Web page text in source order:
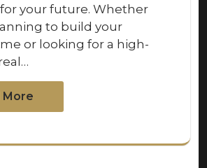
your future. Whether
to build your
or looking for a high-
More